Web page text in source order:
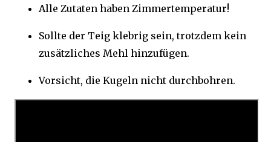
Alle Zutaten haben Zimmertemperatur!
Sollte der Teig klebrig sein, trotzdem kein
zusätzliches Mehl hinzufügen.
Vorsicht, die Kugeln nicht durchbohren.